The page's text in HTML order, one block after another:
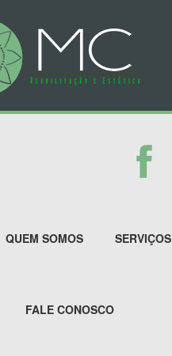
QUEM SOMOS SERVIÇOS
FALE CONOSCO